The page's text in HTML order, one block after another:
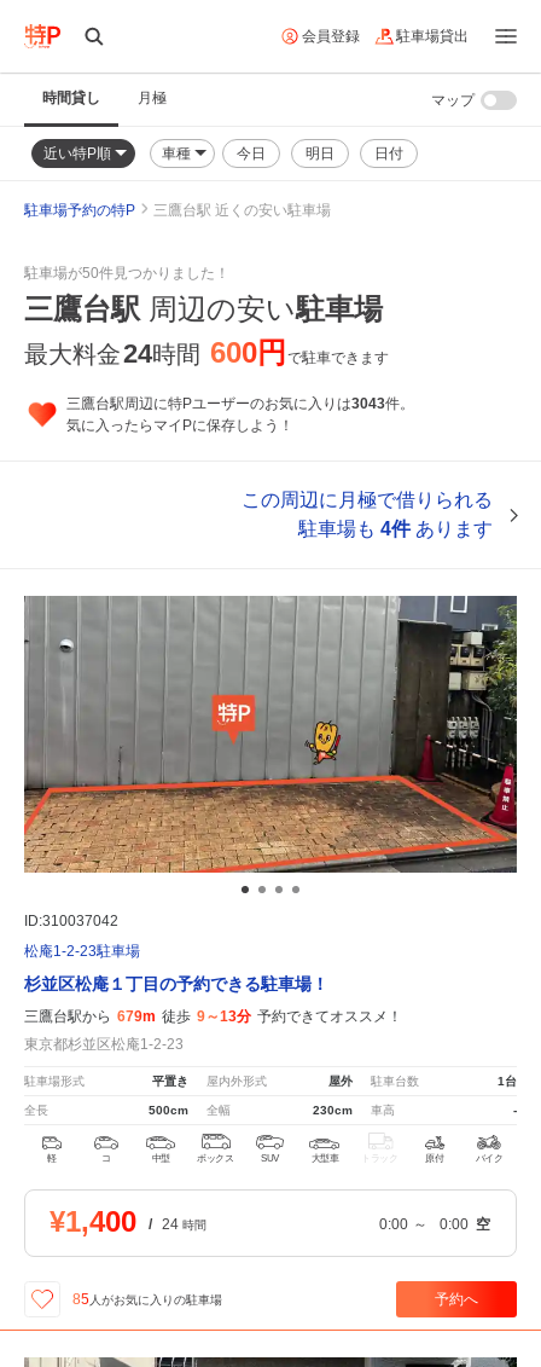
会員登録 駐車場貸出
時間貸し 月極
近い特P順 車種 今日 明日 日付
マップ
駐車場予約の特P 三鷹台駅 近くの安い駐車場
駐車場が50件見つかりました！
三鷹台駅 周辺の安い駐車場
最大料金24時間 600円 で駐車できます
三鷹台駅周辺に特Pユーザーのお気に入りは3043件。
気に入ったらマイPに保存しよう！
この周辺に月極で借りられる
駐車場も 4件あります
ID:310037042
松庵1-2-23駐車場
杉並区松庵１丁目の予約できる駐車場！
三鷹台駅から 679m 徒歩 9～13分 予約できてオススメ！
東京都杉並区松庵1-2-23
駐車場形式 平置き 屋内外形式 屋外 駐車台数 1台
全長 500cm 全幅 230cm 車高 -
軽 コ 中型 ボックス SUV 大型車 トラック 原付 バイク
¥1,400 / 24 時間 0:00 ～ 0:00 空
85人がお気に入りの駐車場 予約へ